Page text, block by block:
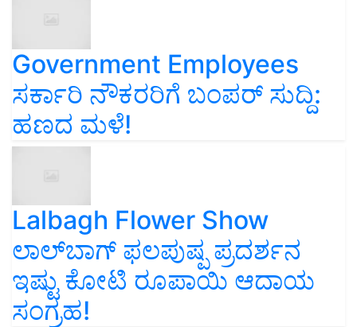
Government Employees
ಸರ್ಕಾರಿ ನೌಕರರಿಗೆ ಬಂಪರ್‌ ಸುದ್ದಿ:
ಹಣದ ಮಳೆ!
Lalbagh Flower Show
ಲಾಲ್‌ಬಾಗ್ ಫಲಪುಷ್ಪ ಪ್ರದರ್ಶನ
ಇಷ್ಟು ಕೋಟಿ ರೂಪಾಯಿ ಆದಾಯ
ಸಂಗ್ರಹ!